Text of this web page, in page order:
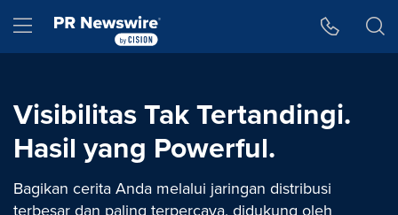
Hamburger menu
Visibilitas Tak Tertandingi.
Hasil yang Powerful.
Bagikan cerita Anda melalui jaringan distribusi